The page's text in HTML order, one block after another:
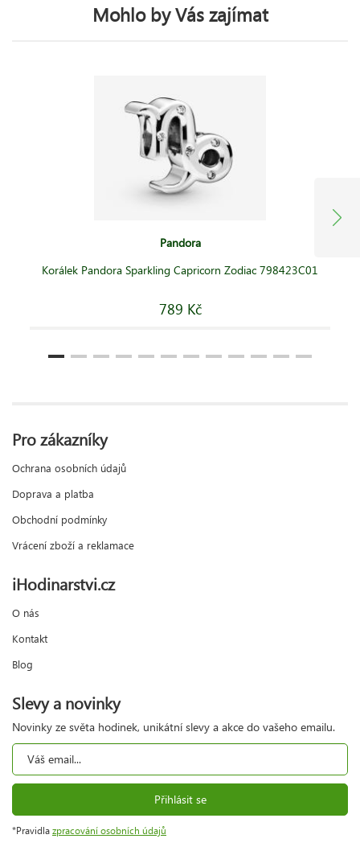
Mohlo by Vás zajímat
Pandora
Korálek Pandora Sparkling Capricorn Zodiac 798423C01
789 Kč
Pro zákazníky
Ochrana osobních údajů
Doprava a platba
Obchodní podmínky
Vrácení zboží a reklamace
iHodinarstvi.cz
O nás
Kontakt
Blog
Slevy a novinky
Novinky ze světa hodinek, unikátní slevy a akce do vašeho emailu.
Přihlásit se
*Pravidla zpracování osobních údajů